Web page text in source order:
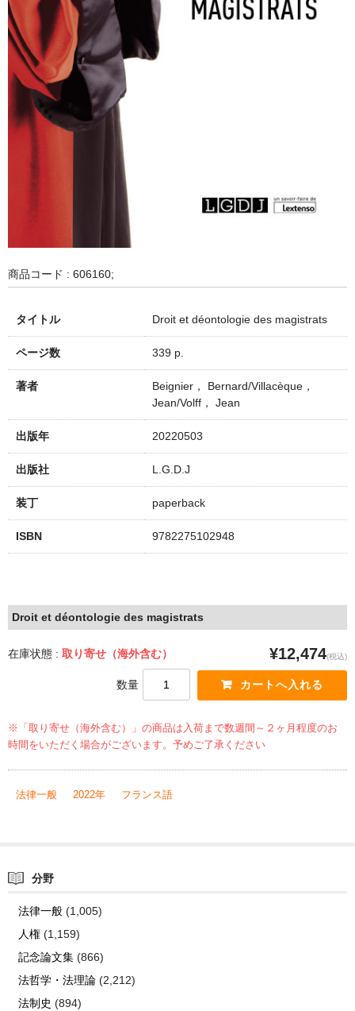
商品コード : 606160;
タイトル Droit et déontologie des magistrats
ページ数 339 p.
著者
Beignier， Bernard/Villacèque，
Jean/Volff， Jean
出版年 20220503
出版社 L.G.D.J
装丁 paperback
ISBN 9782275102948
Droit et déontologie des magistrats
在庫状態 : 取り寄せ（海外含む） ¥12,474(税込)
数量
※「取り寄せ（海外含む）」の商品は入荷まで数週間～２ヶ月程度のお
時間をいただく場合がございます。予めご了承ください
法律一般 2022年 フランス語
分野
法律一般(1,005)
人権(1,159)
記念論文集(866)
法哲学・法理論(2,212)
法制史 (894)